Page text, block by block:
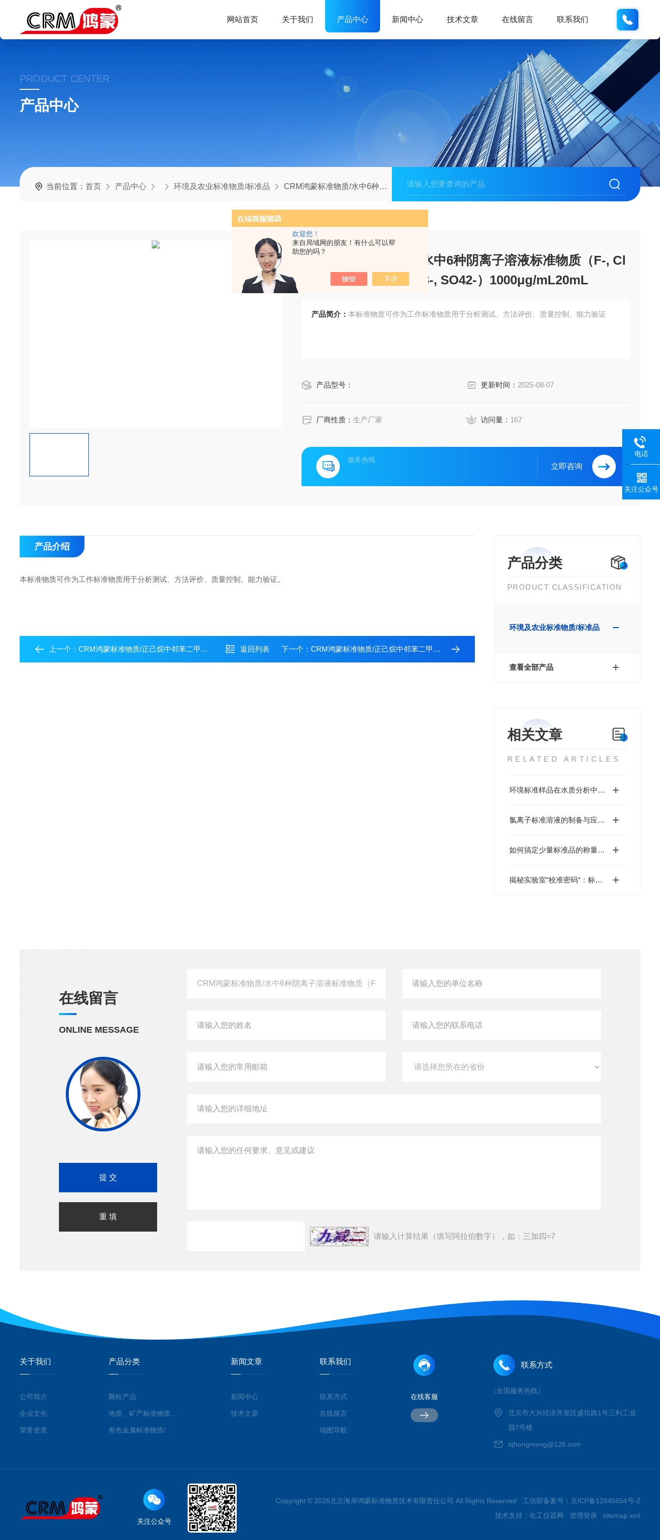
欢迎您！
来自局域网的朋友！有什么可以帮
助您的吗？
网站首页 关于我们 产品中心 新闻中心 技术文章 在线留言 联系我们
PRODUCT CENTER
产品中心
当前位置：首页 产品中心 环境及农业标准物质/标准品 CRM鸿蒙标准物质/水中6种阴离子溶液标准物质（F-, Cl-, NO3-, NO2-, PO43-, SO42-）1000μg/mL20mL
CRM鸿蒙标准物质/水中6种阴离子溶液标准物质（F-, Cl
-, NO3-, NO2-, PO43-, SO42-）1000μg/mL20mL
产品简介：本标准物质可作为工作标准物质用于分析测试、方法评价、质量控制、能力验证
产品型号： 更新时间： 2025-08-07
厂商性质：生产厂家 访问量： 167
服务热线
立即咨询
产品分类
PRODUCT CLASSIFICATION
环境及农业标准物质/标准品
查看全部产品
相关文章
RELATED ARTICLES
环境标准样品在水质分析中的重要作用
氯离子标准溶液的制备与应用研究
如何搞定少量标准品的称量和溶解?
揭秘实验室“校准密码“：标准物质如何确保测量结果“毫厘不差“
产品介绍
本标准物质可作为工作标准物质用于分析测试、方法评价、质量控制、能力验证。
上一个：CRM鸿蒙标准物质/正己烷中邻苯二甲酸丁基苄基酯溶液标准物质(BBP)1000μg/mL5mL 返回列表 下一个： CRM鸿蒙标准物质/正己烷中邻苯二甲酸二己酯溶液标准物质(DNHP)1000ug/mL5mL
在线留言
ONLINE MESSAGE
请输入计算结果（填写阿拉伯数字），如：三加四=7
关于我们
公司简介
企业文化
荣誉资质
产品分类
颗粒产品
有色金属标准物质/标准品
新闻文章
新闻中心
技术文章
联系我们
联系方式
在线留言
地图导航
在线客服
联系方式
（全国服务热线）
北京市大兴经济开发区盛坊路1号三利工业
园7号楼
bjhongmeng@126.com
关注公众号
Copyright © 2026北京海岸鸿蒙标准物质技术有限责任公司 All Rights Reserved 工信部备案号： 京ICP备12045654号-2
技术支持： 化工仪器网 管理登录 sitemap.xml
电话
关注公众号